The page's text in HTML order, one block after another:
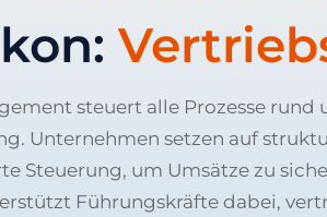
steuert alle Prozesse rund
Unternehmen setzen auf
Steuerung, um Umsätze zu
Führungskräfte dabei,